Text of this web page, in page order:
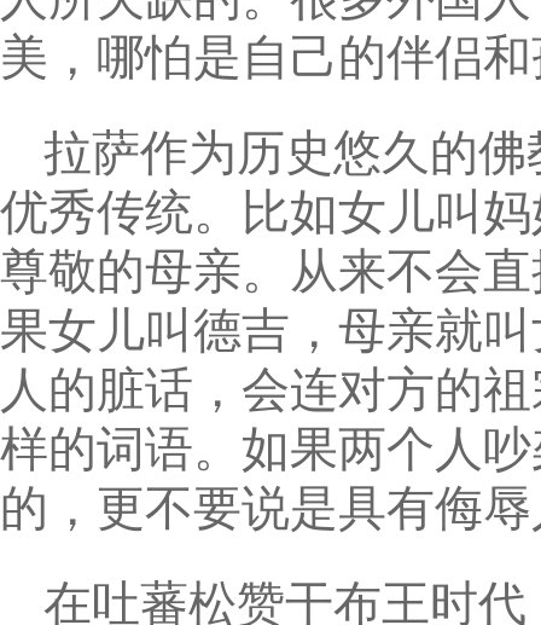
美，哪怕是自己的伴侣
拉萨作为历史悠久的
优秀传统。比如女儿叫
尊敬的母亲。从来不会
果女儿叫德吉，母亲就
人的脏话，会连对方的
样的词语。如果两个人
的，更不要说是具有侮
在吐蕃松赞干布王时